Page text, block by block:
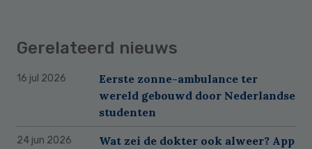
Gerelateerd nieuws
16 jul 2026
Eerste zonne-ambulance ter
wereld gebouwd door Nederlandse
studenten
24 jun 2026
Wat zei de dokter ook alweer? App